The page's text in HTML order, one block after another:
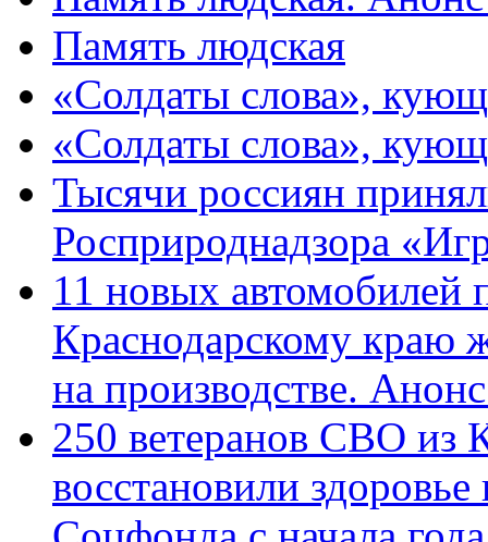
Память людская
«Солдаты слова»,
«Солдаты слова»,
Тысячи россиян
Росприроднадзора
11 новых автомобилей
Краснодарскому краю
на производстве.
250 ветеранов СВО из
восстановили